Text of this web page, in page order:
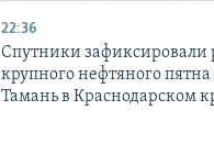
22:36
Спутники зафиксировали
крупного нефтяного пятна
Тамань в Краснодарском